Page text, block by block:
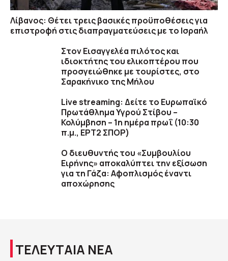
Λίβανος: Θέτει τρεις βασικές προϋποθέσεις για
επιστροφή στις διαπραγματεύσεις με το Ισραήλ
Στον Εισαγγελέα πιλότος και
ιδιοκτήτης του ελικοπτέρου που
προσγειώθηκε με τουρίστες, στο
Σαρακήνικο της Μήλου
Live streaming: Δείτε το Ευρωπαϊκό
Πρωτάθλημα Υγρού Στίβου –
Κολύμβηση – 1η ημέρα πρωΐ (10:30
π.μ., ΕΡΤ2 ΣΠΟΡ)
Ο διευθυντής του «Συμβουλίου
Ειρήνης» αποκαλύπτει την εξίσωση
για τη Γάζα: Αφοπλισμός έναντι
αποχώρησης
ΤΕΛΕΥΤΑΙΑ ΝΕΑ